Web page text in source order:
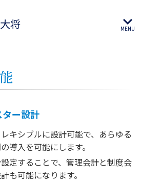
将
ー設計
キシブルに設計可能で、あらゆる
導入を可能にします。
定することで、管理会計と制度会
も可能になります。